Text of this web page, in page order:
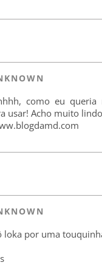
como eu
usar! Acho muito
loka por uma